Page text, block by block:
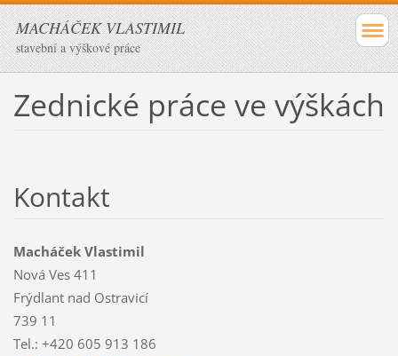
MACHÁČEK VLASTIMIL
stavební a výškové práce
Zednické práce ve výškách
Kontakt
Macháček Vlastimil
Nová Ves 411
Frýdlant nad Ostravicí
739 11
Tel.: +420 605 913 186